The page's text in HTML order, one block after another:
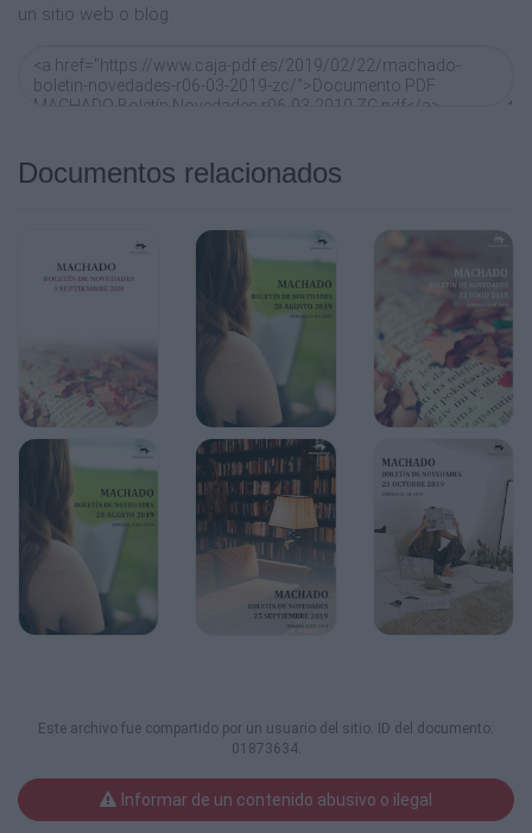
un sitio web o blog:
Documentos relacionados
Este archivo fue compartido por un usuario del sitio. ID del documento:
01873634.
Informar de un contenido abusivo o ilegal